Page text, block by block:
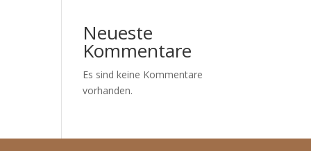
Neueste
Kommentare
Es sind keine Kommentare
vorhanden.